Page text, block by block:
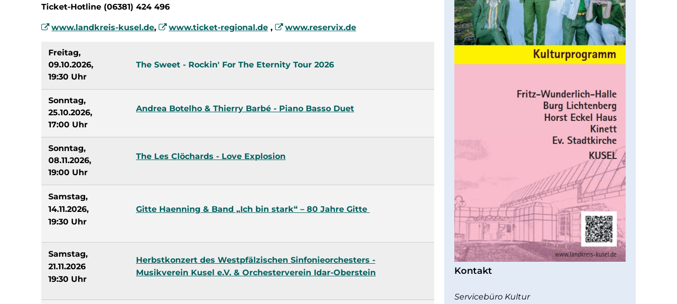
Ticket-Hotline (06381) 424 496
www.landkreis-kusel.de, www.ticket-regional.de , www.reservix.de
Freitag,
09.10.2026,
19:30 Uhr
The Sweet - Rockin' For The Eternity Tour 2026
Sonntag,
25.10.2026,
17:00 Uhr
Andrea Botelho & Thierry Barbé - Piano Basso Duet
Sonntag,
08.11.2026,
19:00 Uhr
The Les Clöchards - Love Explosion
Samstag,
14.11.2026,
19:30 Uhr
Gitte Haenning & Band „Ich bin stark“ – 80 Jahre Gitte
Samstag,
21.11.2026
19:30 Uhr
Herbstkonzert des Westpfälzischen Sinfonieorchesters -
Musikverein Kusel e.V. & Orchesterverein Idar-Oberstein
Kontakt
Servicebüro Kultur